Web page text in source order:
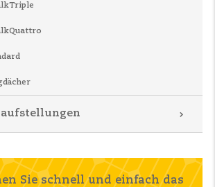
Sie schnell und einfach das